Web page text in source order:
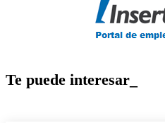
Te puede interesar_